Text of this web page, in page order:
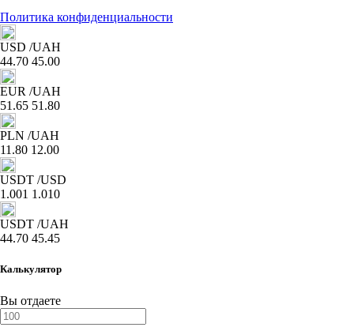
Политика конфиденциальности
USD /UAH
44.70 45.00
EUR /UAH
51.65 51.80
PLN /UAH
11.80 12.00
USDT /USD
1.001 1.010
USDT /UAH
44.70 45.45
Калькулятор
Вы отдаете